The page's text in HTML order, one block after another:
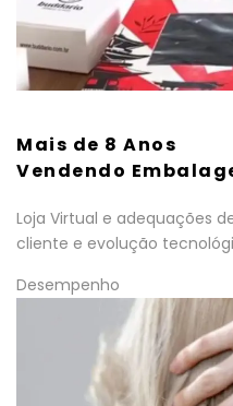
Mais de 8 Anos
Vendendo
Loja Virtual e adequações
cliente e evolução
Desempenho